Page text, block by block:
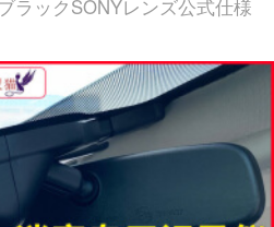
ラックSONYレンズ公式仕様